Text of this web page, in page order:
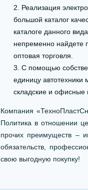
Реализация
большой каталог
каталоге данного
непременно найдете
оптовая торговля.
С помощью
единицу автотехники
складские и
Компания
Политика в отношении
прочих преимуществ –
обязательств,
свою выгодную покупку!